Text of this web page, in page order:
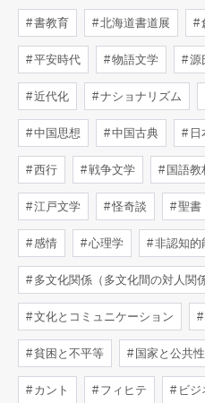
書教育 北海道書道展
平安時代 物語文学 源
近代化 ナショナリズム
中国思想 中国古典 日
西行 戦争文学 国語教
江戸文学 怪奇談 聖書
感情 心理学 非認知的
多文化関係（多文化間の対人関係
文化とコミュニケーション
貧困と不平等 国家と公共性
カント フィヒテ ビジ